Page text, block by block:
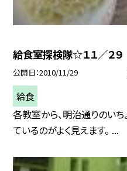
給食室探検隊☆１１／２９
公開日 2010/11/29
給食
各教室から、明治通りのい
ているのがよく見えます。 ...